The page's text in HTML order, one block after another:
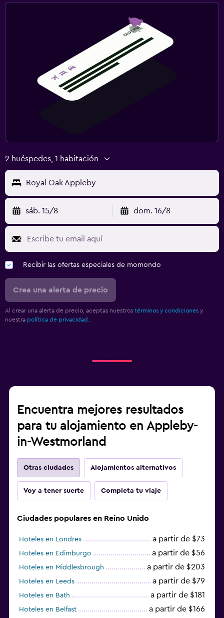
2 huéspedes, 1 habitación
Royal Oak Appleby
sáb. 15/8 dom. 16/8
Recibir las ofertas especiales de momondo
Crea una alerta de precio
Al crear una alerta de precio, aceptas nuestros términos y condiciones y
nuestra política de privacidad.
Encuentra mejores resultados
para tu alojamiento en Appleby-
in-Westmorland
Otras ciudades Alojamientos alternativos
Voy a tener suerte Completa tu viaje
Ciudades populares en Reino Unido
Hoteles en Londres a partir de $73
Hoteles en Edimburgo a partir de $56
Hoteles en Middlesbrough a partir de $203
Hoteles en Leeds a partir de $79
Hoteles en Bath a partir de $181
Hoteles en Belfast a partir de $166